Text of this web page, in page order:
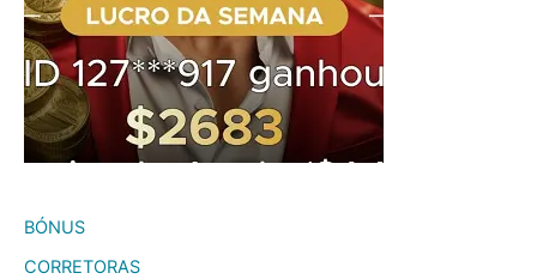
BÓNUS
CORRETORAS